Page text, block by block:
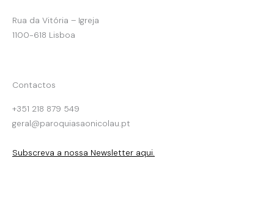
Rua da Vitória – Igreja
1100-618 Lisboa
Contactos
+351 218 879 549
geral@paroquiasaonicolau.pt
Subscreva a nossa Newsletter aqui.